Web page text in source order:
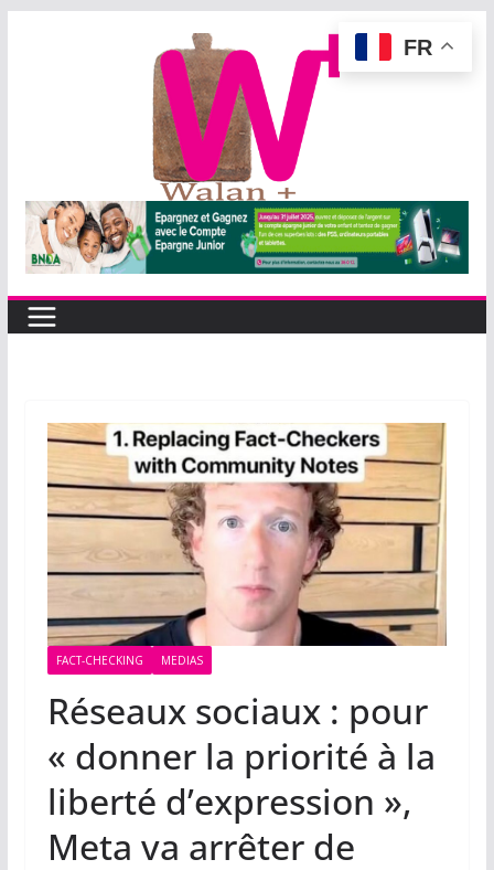
FACT-CHECKING MEDIAS
Réseaux sociaux : pour
« donner la priorité à la
liberté d’expression »,
Meta va arrêter de
FR